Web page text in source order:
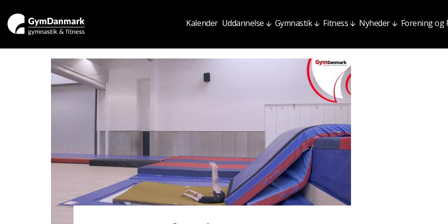
Kalender Uddannelse Gymnastik Fitness Nyheder Forening og